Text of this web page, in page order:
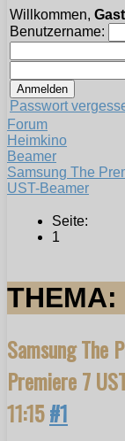
Willkommen, Gast
Benutzername:
Passwort
Forum
Heimkino
Beamer
Samsung The
UST-Beamer
Seite:
1
THEMA:
Samsung The
Premiere 7
11:15#1